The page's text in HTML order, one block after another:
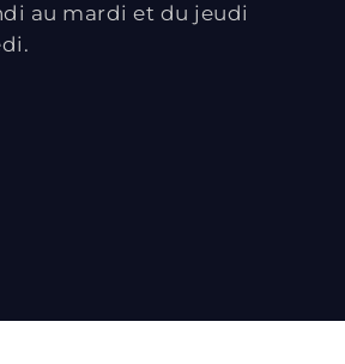
au mardi et du jeudi